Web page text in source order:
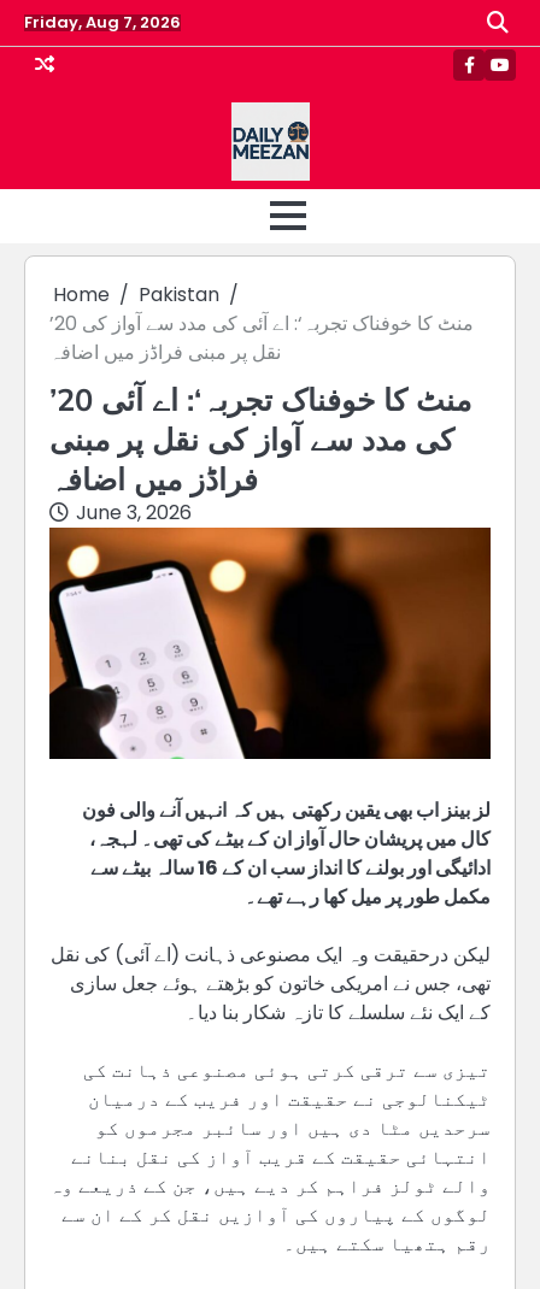
Skip
to
content
Friday, Aug 7, 2026
Home
Pakistan
’20 منٹ کا خوفناک تجربہ‘: اے آئی کی مدد سے آواز کی
نقل پر مبنی فراڈز میں اضافہ
’20 منٹ کا خوفناک تجربہ‘: اے آئی
کی مدد سے آواز کی نقل پر مبنی
فراڈز میں اضافہ
June 3, 2026
لز بینز اب بھی یقین رکھتی ہیں کہ انہیں آنے والی فون
کال میں پریشان حال آواز ان کے بیٹے کی تھی۔ لہجہ،
ادائیگی اور بولنے کا انداز سب ان کے 16 سالہ بیٹے سے
مکمل طور پر میل کھا رہے تھے۔
لیکن درحقیقت وہ ایک مصنوعی ذہانت (اے آئی) کی نقل
تھی، جس نے امریکی خاتون کو بڑھتے ہوئے جعل سازی
کے ایک نئے سلسلے کا تازہ شکار بنا دیا۔
تیزی سے ترقی کرتی ہوئی مصنوعی ذہانت کی
ٹیکنالوجی نے حقیقت اور فریب کے درمیان
سرحدیں مٹا دی ہیں اور سائبر مجرموں کو
انتہائی حقیقت کے قریب آواز کی نقل بنانے
والے ٹولز فراہم کر دیے ہیں، جن کے ذریعے وہ
لوگوں کے پیاروں کی آوازیں نقل کر کے ان سے
رقم ہتھیا سکتے ہیں۔